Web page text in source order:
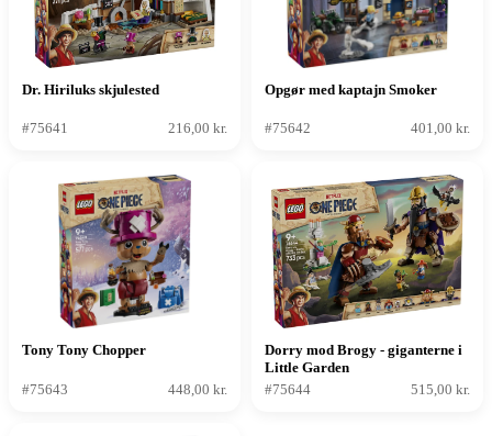
Dr. Hiriluks skjulested
#75641 216,00 kr.
Opgør med kaptajn Smoker
#75642 401,00 kr.
Tony Tony Chopper
#75643 448,00 kr.
Dorry mod Brogy - giganterne i
Little Garden
#75644
515,00 kr.